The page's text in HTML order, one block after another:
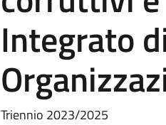
Integrato
Triennio 2023/2025